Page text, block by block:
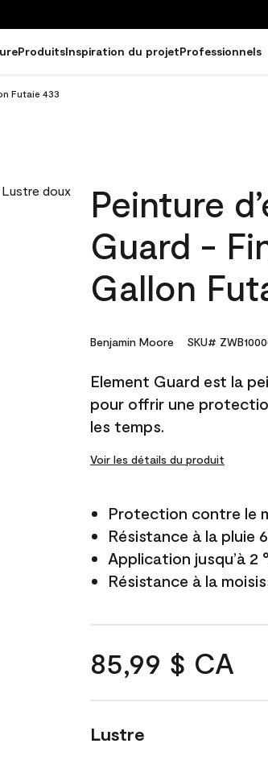
ProduitsInspiration du projetProfessionnels
Futaie 433
Peinture
Guard -
Gallon
Benjamin Moore SKU#
Element Guard est la
pour offrir une
les temps.
Voir les détails du produit
Protection contre le
Résistance à la pluie
Application jusqu’à 2
Résistance à la
85,99 $ CA
Lustre